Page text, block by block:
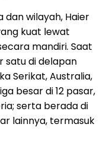
dan wilayah, Haier
kuat lewat
mandiri. Saat
satu di delapan
Serikat, Australia,
besar di 12 pasar,
serta berada di
lainnya, termasuk